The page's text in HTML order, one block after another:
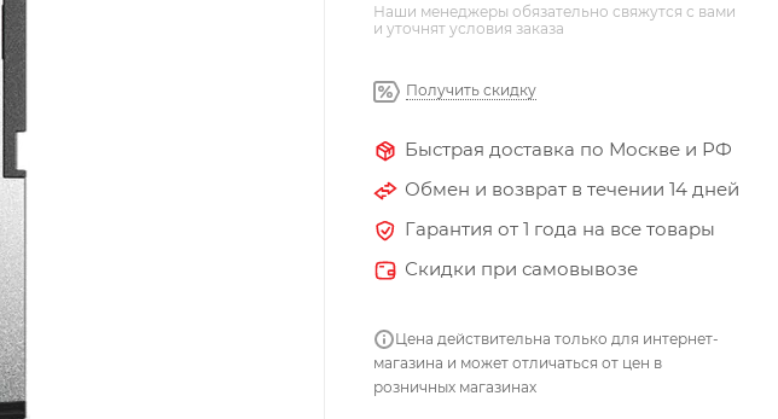
Наши менеджеры обязательно свяжутся с вами
и уточнят условия заказа
Получить скидку
Быстрая доставка по Москве и РФ
Обмен и возврат в течении 14 дней
Гарантия от 1 года на все товары
Скидки при самовывозе
Цена действительна только для интернет-
магазина и может отличаться от цен в
розничных магазинах